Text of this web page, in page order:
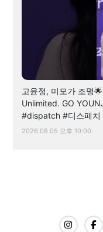
고윤정, 미모가 조명
Unlimited. GO
#dispatch #디스패치
2026.08.05 오후 10:00